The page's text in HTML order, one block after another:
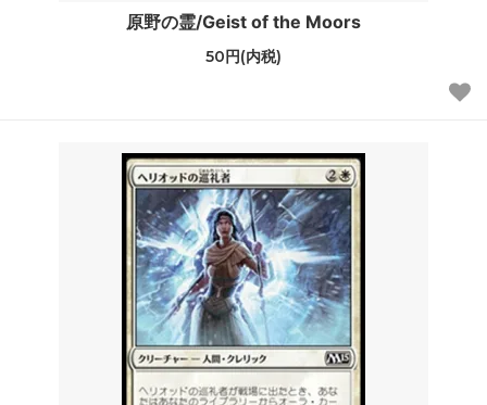
原野の霊/Geist of the Moors
50円(内税)